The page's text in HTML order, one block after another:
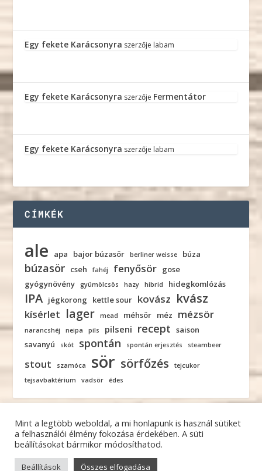
Egy fekete Karácsonyra szerzője labam
Egy fekete Karácsonyra szerzője Fermentátor
Egy fekete Karácsonyra szerzője labam
CÍMKÉK
ale apa bajor búzasör berliner weisse búza
búzasör cseh fahéj fenyősör gose
gyógynövény
gyümölcsös hazy hibrid hidegkomlózás
IPA jégkorong kettle sour kovász kvász
kísérlet lager mead méhsör méz mézsör
narancshéj neipa pils pilseni recept saison
savanyú
skót spontán spontán erjesztés steambeer
stout szamóca sör sörfőzés
tejcukor
tejsavbaktérium
vadsör édes
© 2026 | Minden jog fenntartva! |
ADATKEZELÉSI NYILATKOZAT
Mint a legtöbb weboldal, a mi honlapunk is használ sütiket
a felhasználói élmény fokozása érdekében. A süti
beállításokat bármikor módosíthatod.
Beállítások Összes elfogadása